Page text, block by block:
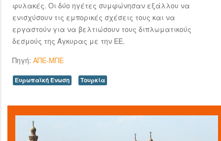
φυλακές. Οι δύο ηγέτες συμφώνησαν εξάλλου να
ενισχύσουν τις εμπορικές σχέσεις τους και να
εργαστούν για να βελτιώσουν τους διπλωματικούς
δεσμούς της Άγκυρας με την ΕΕ.
Πηγή: ΑΠΕ-ΜΠΕ
Ευρωπαϊκή Ένωση Τουρκία